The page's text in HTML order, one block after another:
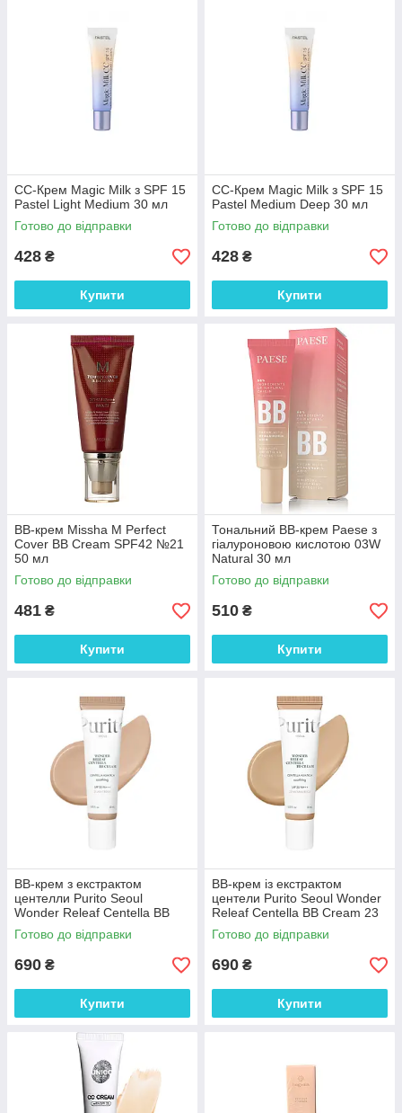
СС-Крем Magic Milk з SPF 15
Pastel Light Medium 30 мл
Готово до відправки
428 ₴
Купити
СС-Крем Magic Milk з SPF 15
Pastel Medium Deep 30 мл
Готово до відправки
428 ₴
Купити
ВВ-крем Missha M Perfect
Cover BB Cream SPF42 №21
50 мл
Готово до відправки
481 ₴
Купити
Тональний BB-крем Paese з
гіалуроновою кислотою 03W
Natural 30 мл
Готово до відправки
510 ₴
Купити
BB-крем з екстрактом
центелли Purito Seoul
Wonder Releaf Centella BB
Cream 21 Light Beige 30 мл
Готово до відправки
690 ₴
Купити
BB-крем із екстрактом
центели Purito Seoul Wonder
Releaf Centella BB Cream 23
Natural Beige 30 мл
Готово до відправки
690 ₴
Купити